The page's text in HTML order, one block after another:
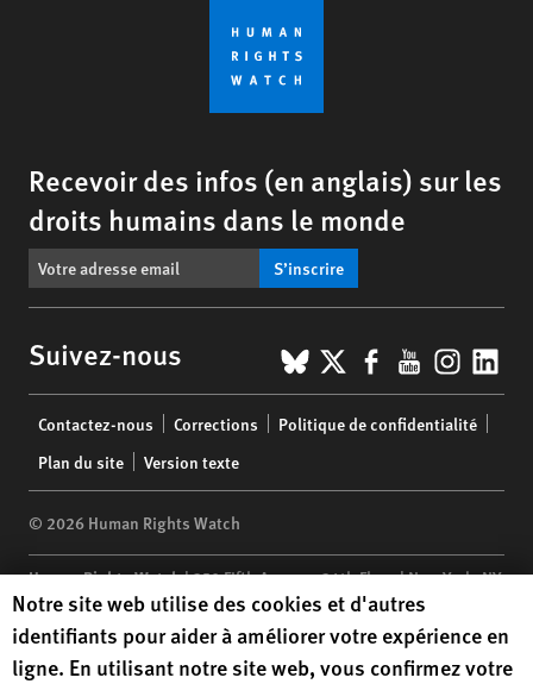
Recevoir des infos (en anglais) sur les
droits humains dans le monde
S’inscrire
Suivez-nous BlueSky
X Facebook
YouTube
menu
Contactez-nous Corrections
Politique de confidentialité
Plan du site
Version texte
© 2026 Human Rights Watch
Human Rights Watch| 350 Fifth Avenue, 34th Floor | New York,NY
10118-3299USA |t1.212.290.4700
Human Rights Watchis a 501(C)(3) nonprofit registered in the US
under EIN: 13-2875808
Human Rights Watch cookie preferences
Notre site web utilise des cookies et d'autres
identifiants pour aider à améliorer votre expérience en
ligne. En utilisant notre site web, vous confirmez votre